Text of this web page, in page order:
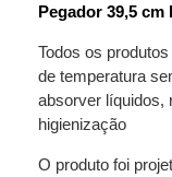
Pegador 39,5
Todos os
de temperatura
absorver líquidos,
higienização
O produto foi